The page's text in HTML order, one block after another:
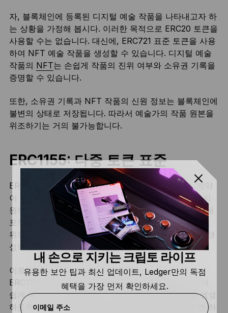
자, 블록체인에 등록된 디지털 예술 작품을 나타내고자 하
는 상황을 가정해 봅시다. 이러한 목적으로 ERC20 토큰을
사용할 수는 없습니다. 대신에, ERC721 표준 토큰을 사용
하여 NFT 예술 작품을 생성할 수 있습니다. 디지털 예술
작품의 NFT는 손쉽게 작품의 진위 여부와 소유권 기록을
증명할 수 있습니다.
또한, 소유권 기록과 NFT 작품의 신원 정보는 블록체인에
불변의 상태로 저장됩니다. 따라서 예술가의 작품 원본을
위조하기는 거의 불가능합니다.
ERC1155: 다중 토큰 표준
ERC20 및 ERC721 표준의 문제점은 하나의 스마트 계약
이 단일 유형의 대체 가능 또는 대체 불가능 토큰만을 지
원하도록 허용한다는 것이었습니다. 따라서 새 토큰을 배
포하려면 항상 새 스마트 계약을 작성해야 합니다. 또한,
위의 두 표준은 부분 대체 가능(semi-fungible) 토큰을 생
성하는 방법을 제시하지 않습니다.
이로 인해 ERC1155 토큰 표준이 수립되었습니다.
ERC1155는 이더리움 개발자가 동일한 표준을 사용하여
쉽게 대체 가능, 부분 대체 가능, 대체 불가능 토큰을 생성
하도록 해 주는 표준입니다. 또한 ERC1155를 사용하면 하
내 손으로 지키는 크립토 라이프
유용한 보안 팁과 최신 업데이트, Ledger만의 독점
혜택을 가장 먼저 확인하세요.
이메일 주소